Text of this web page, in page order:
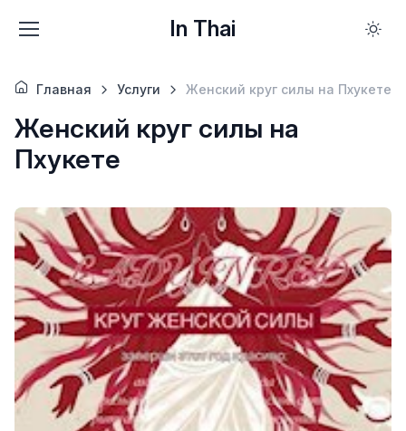
In Thai
Главная Услуги Женский круг силы на Пхукете
Женский круг силы на
Пхукете